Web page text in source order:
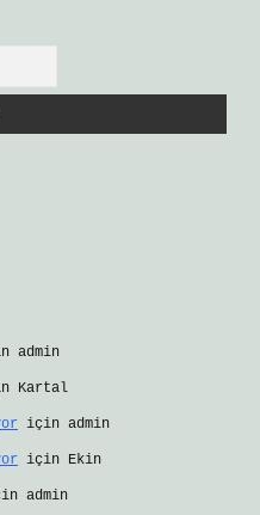
admin
Kartal
için admin
için Ekin
admin